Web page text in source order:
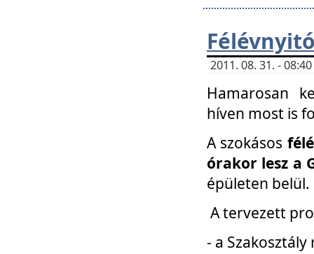
2011. 08. 31. -
Hamarosan
híven most is
A szokásos
órakor lesz a
épületen belül.
A tervezett
- a